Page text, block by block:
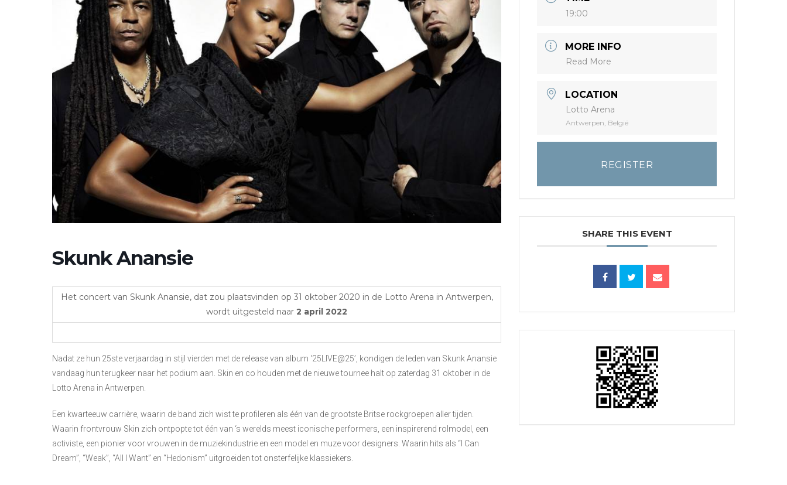
Skunk Anansie
Het concert van Skunk Anansie, dat zou plaatsvinden op 31 oktober 2020 in de Lotto Arena in Antwerpen,
wordt uitgesteld naar 2 april 2022
Nadat ze hun 25ste verjaardag in stijl vierden met de release van album ‘25LIVE@25’, kondigen de leden van Skunk Anansie
vandaag hun terugkeer naar het podium aan. Skin en co houden met de nieuwe tournee halt op zaterdag 31 oktober in de
Lotto Arena in Antwerpen.
Een kwarteeuw carrière, waarin de band zich wist te profileren als één van de grootste Britse rockgroepen aller tijden.
Waarin frontvrouw Skin zich ontpopte tot één van ‘s werelds meest iconische performers, een inspirerend rolmodel, een
activiste, een pionier voor vrouwen in de muziekindustrie en een model en muze voor designers. Waarin hits als “I Can
Dream”, “Weak”, “All I Want” en “Hedonism” uitgroeiden tot onsterfelijke klassiekers.
19:00
MORE INFO
Read More
LOCATION
Lotto Arena
Antwerpen, België
REGISTER
SHARE THIS EVENT